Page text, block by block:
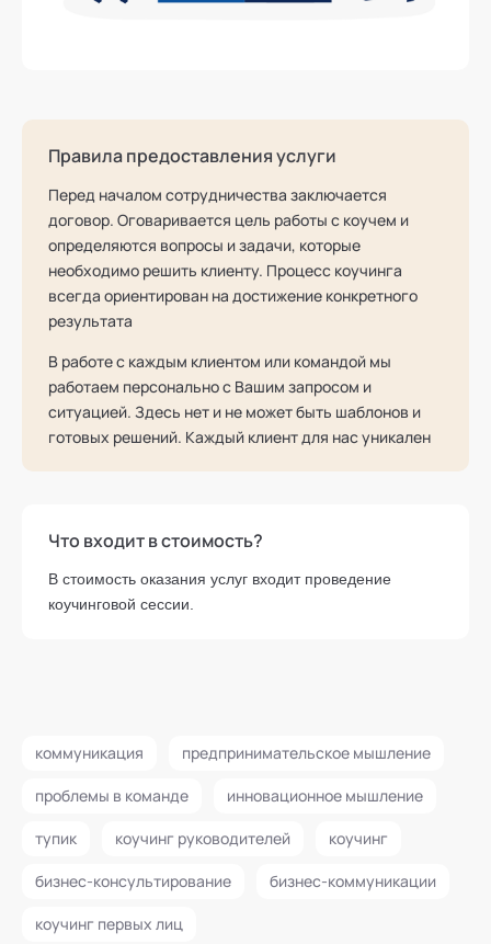
Правила предоставления услуги
Перед началом сотрудничества заключается
договор. Оговаривается цель работы с коучем и
определяются вопросы и задачи, которые
необходимо решить клиенту. Процесс коучинга
всегда ориентирован на достижение конкретного
результата
В работе с каждым клиентом или командой мы
работаем персонально с Вашим запросом и
ситуацией. Здесь нет и не может быть шаблонов и
готовых решений. Каждый клиент для нас уникален
Что входит в стоимость?
В стоимость оказания услуг входит проведение
коучинговой сессии.
коммуникация предпринимательское мышление
проблемы в команде инновационное мышление
тупик коучинг руководителей коучинг
бизнес-консультирование бизнес-коммуникации
коучинг первых лиц